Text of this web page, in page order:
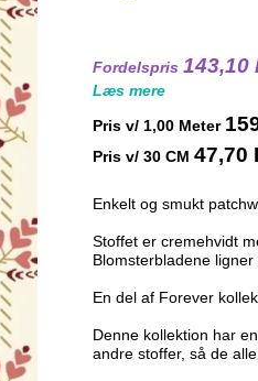
Fordelspris 143,10
Læs mere
Pris v/ 1,00 Meter
Pris v/ 30 CM 47,70
Enkelt og smukt
Stoffet er cremehvidt
Blomsterbladene ligner
En del af Forever
Denne kollektion har
andre stoffer, så de